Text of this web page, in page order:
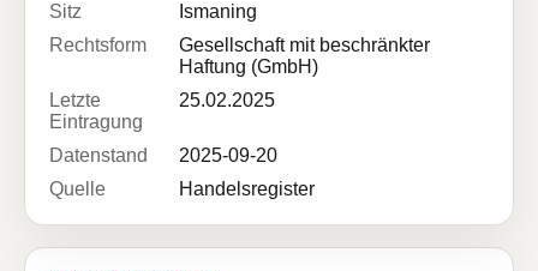
Sitz
Ismaning
Rechtsform
Gesellschaft mit beschränkter
Haftung (GmbH)
Letzte
Eintragung
25.02.2025
Datenstand
2025-09-20
Quelle
Handelsregister